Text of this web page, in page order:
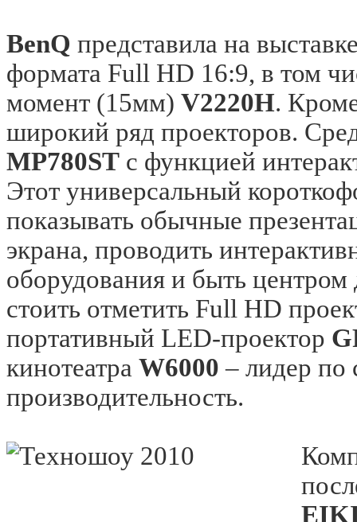
BenQ представила на
формата Full HD 16:9, в том
момент (15мм) V2220H.
широкий ряд проекторов.
MP780ST с функцией
Этот универсальный
показывать обычные
экрана, проводить
оборудования и быть
стоить отметить Full HD
портативный LED-проектор
кинотеатра W6000 – лидер
производительность.